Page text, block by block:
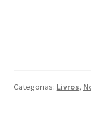
Categorias: Livros,